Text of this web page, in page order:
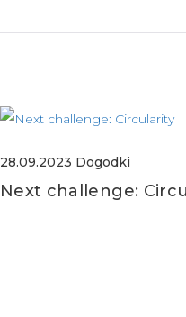
28.09.2023 Dogodki
Next challenge: